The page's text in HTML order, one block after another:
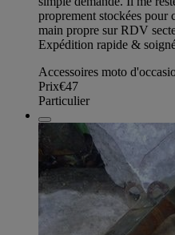
proprement stockées pour
main propre sur RDV
Expédition rapide &
Accessoires moto
Prix€47
Particulier